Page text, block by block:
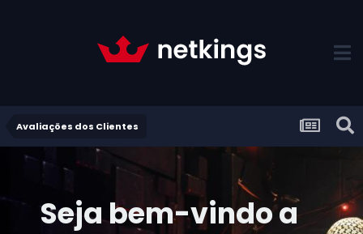
Avaliações dos Clientes
Seja bem-vindo a